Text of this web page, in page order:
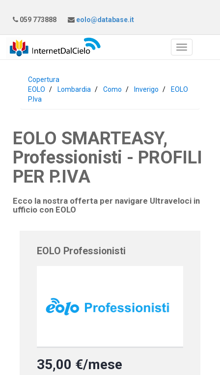
059 773888 eolo@database.it
Copertura
EOLO
Lombardia Como Inverigo
EOLO
P.Iva
EOLO SMARTEASY,
Professionisti - PROFILI
PER P.IVA
Ecco la nostra offerta per navigare Ultraveloci in
ufficio con EOLO
EOLO Professionisti
35,00 €/mese